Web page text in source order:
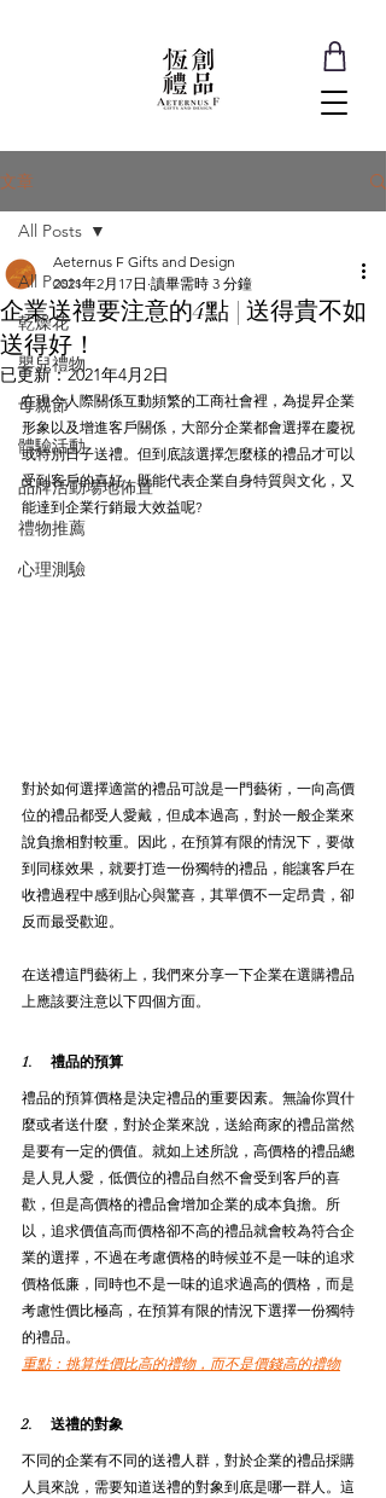
文章
All Posts
乾燥花
嬰兒禮物
母親節
體驗活動
品牌活動場地佈置
禮物推薦
心理測驗
All Posts
企業送禮要注意的4點 | 送得貴不如
送得好！
Aeternus F Gifts and Design
2021年2月17日 讀畢需時 3 分鐘
已更新：2021年4月2日
在現今人際關係互動頻繁的工商社會裡，為提昇企業
形象以及增進客戶關係，大部分企業都會選擇在慶祝
或特別日子送禮。但到底該選擇怎麼樣的禮品才可以
受到客戶的喜好，既能代表企業自身特質與文化，又
能達到企業行銷最大效益呢?
對於如何選擇適當的禮品可說是一門藝術，一向高價
位的禮品都受人愛戴，但成本過高，對於一般企業來
說負擔相對較重。因此，在預算有限的情況下，要做
到同樣效果，就要打造一份獨特的禮品，能讓客戶在
收禮過程中感到貼心與驚喜，其單價不一定昂貴，卻
反而最受歡迎。
在送禮這門藝術上，我們來分享一下企業在選購禮品
上應該要注意以下四個方面。
1.     禮品的預算
禮品的預算價格是決定禮品的重要因素。無論你買什
麼或者送什麼，對於企業來說，送給商家的禮品當然
是要有一定的價值。就如上述所說，高價格的禮品總
是人見人愛，低價位的禮品自然不會受到客戶的喜
歡，但是高價格的禮品會增加企業的成本負擔。所
以，追求價值高而價格卻不高的禮品就會較為符合企
業的選擇，不過在考慮價格的時候並不是一味的追求
價格低廉，同時也不是一味的追求過高的價格，而是
考慮性價比極高，在預算有限的情況下選擇一份獨特
的禮品。
重點：挑算性價比高的禮物，而不是價錢高的禮物
2.     送禮的對象
不同的企業有不同的送禮人群，對於企業的禮品採購
人員來說，需要知道送禮的對象到底是哪一群人。這